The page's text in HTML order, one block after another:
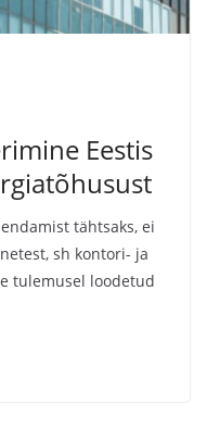
Eestis
tähtsaks, ei
sh kontori- ja
tulemusel loodetud